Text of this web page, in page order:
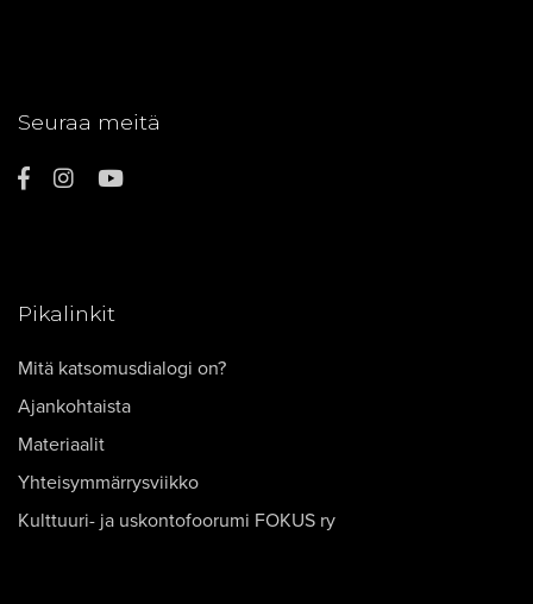
Seuraa meitä
Pikalinkit
Mitä katsomusdialogi on?
Ajankohtaista
Materiaalit
Yhteisymmärrysviikko
Kulttuuri- ja uskontofoorumi FOKUS ry